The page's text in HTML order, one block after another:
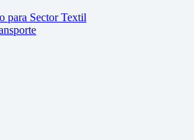
para Sector Textil